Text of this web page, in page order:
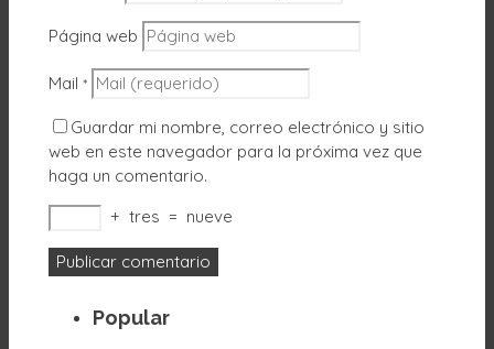
Página web
Mail *
Guardar mi nombre, correo electrónico y sitio
web en este navegador para la próxima vez que
haga un comentario.
+ tres = nueve
Popular